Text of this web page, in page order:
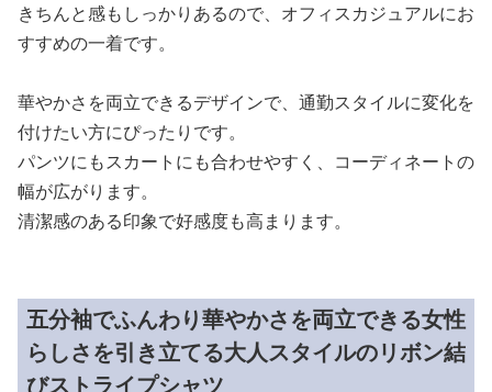
きちんと感もしっかりあるので、オフィスカジュアルにお
すすめの一着です。
華やかさを両立できるデザインで、通勤スタイルに変化を
付けたい方にぴったりです。
パンツにもスカートにも合わせやすく、コーディネートの
幅が広がります。
清潔感のある印象で好感度も高まります。
五分袖でふんわり華やかさを両立できる女性
らしさを引き立てる大人スタイルのリボン結
びストライプシャツ